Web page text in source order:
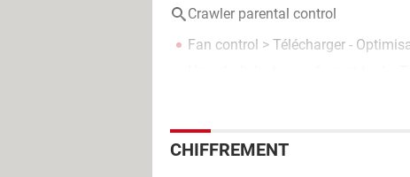
Crawler parental control
Fan control > Télécharger -
CHIFFREMENT